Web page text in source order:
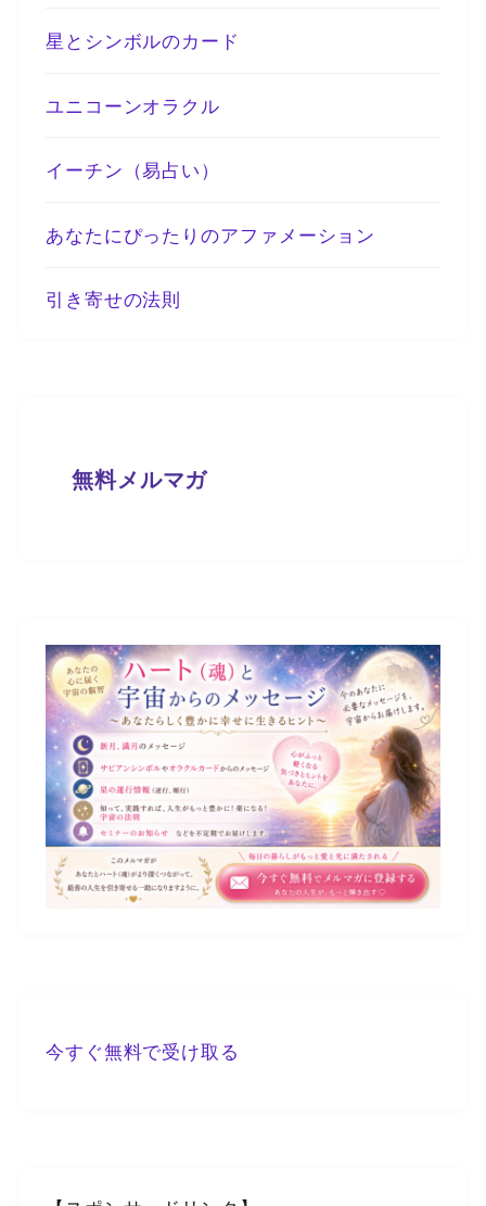
星とシンボルのカード
ユニコーンオラクル
イーチン（易占い）
あなたにぴったりのアファメーション
引き寄せの法則
無料メルマガ
今すぐ無料で受け取る